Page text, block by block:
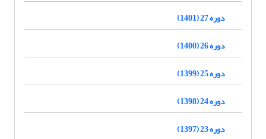
دوره 27 (1401)
دوره 26 (1400)
دوره 25 (1399)
دوره 24 (1398)
دوره 23 (1397)